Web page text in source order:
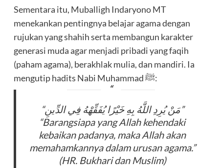
Sementara itu, Muballigh Indaryono MT
menekankan pentingnya belajar agama dengan
rujukan yang shahih serta membangun karakter
generasi muda agar menjadi pribadi yang faqih
(paham agama), berakhlak mulia, dan mandiri. Ia
mengutip hadits Nabi Muhammad ﷺ:
“مَنْ يُرِدِ اللَّهُ بِهِ خَيْرًا يُفَقِّهْهُ فِي الدِّينِ”
“Barangsiapa yang Allah kehendaki
kebaikan padanya, maka Allah akan
memahamkannya dalam urusan agama.”
(HR. Bukhari dan Muslim)